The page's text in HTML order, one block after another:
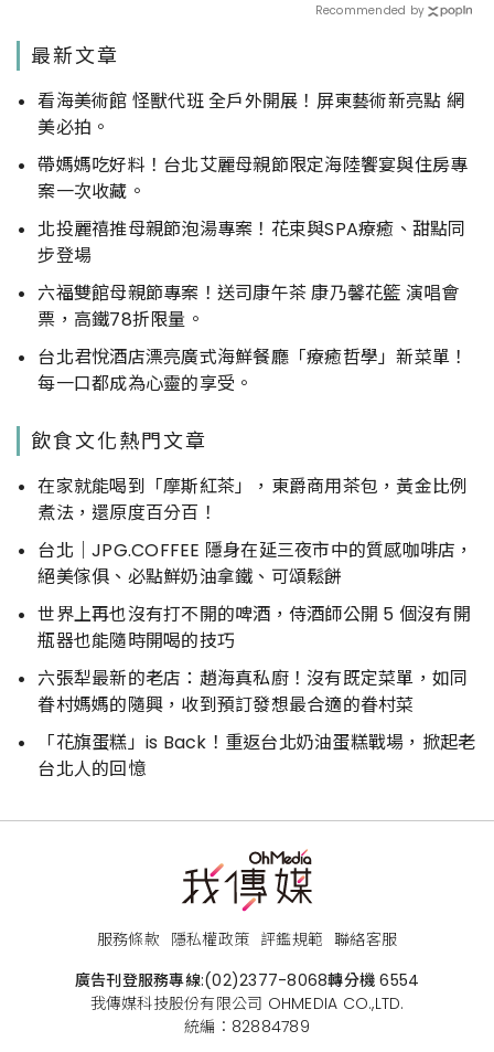
Recommended by
最新文章
看海美術館 怪獸代班 全戶外開展！屏東藝術新亮點 網
美必拍。
帶媽媽吃好料！台北艾麗母親節限定海陸饗宴與住房專
案一次收藏。
北投麗禧推母親節泡湯專案！花束與SPA療癒、甜點同
步登場
六福雙館母親節專案！送司康午茶 康乃馨花籃 演唱會
票，高鐵78折限量。
台北君悅酒店漂亮廣式海鮮餐廳「療癒哲學」新菜單！
每一口都成為心靈的享受。
飲食文化熱門文章
在家就能喝到「摩斯紅茶」，東爵商用茶包，黃金比例
煮法，還原度百分百！
台北｜JPG.COFFEE 隱身在延三夜市中的質感咖啡店，
絕美傢俱、必點鮮奶油拿鐵、可頌鬆餅
世界上再也沒有打不開的啤酒，侍酒師公開 5 個沒有開
瓶器也能隨時開喝的技巧
六張犁最新的老店：趙海真私廚！沒有既定菜單，如同
眷村媽媽的隨興，收到預訂發想最合適的眷村菜
「花旗蛋糕」is Back！重返台北奶油蛋糕戰場，掀起老
台北人的回憶
服務條款 隱私權政策 評鑑規範 聯絡客服
廣告刊登服務專線:(02)2377-8068轉分機 6554
我傳媒科技股份有限公司 OHMEDIA CO.,LTD.
統編：82884789